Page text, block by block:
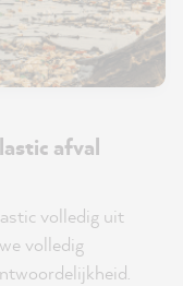
afval
volledig uit
volledig